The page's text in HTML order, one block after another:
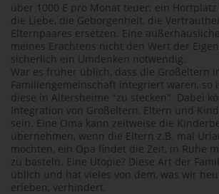
über 1000 E pro Monat teuer; ein
die Liebe, die Geborgenheit, die
Elternpaares ersetzen. Eine
meines Erachtens nicht den Wert der
sicherlich ein Umdenken notwendig.
War es früher üblich, dass die Großeltern
Familiengemeinschaft integriert waren, so
diese in Altersheime "zu stecken". Dabei
Integration von Großeltern, Eltern und
sein. Eine Oma kann zeitweise die
übernehmen, wenn die Eltern z.B. mal
möchten, ein Opa findet die Zeit, in Ruhe
zu basteln. Eine Utopie? Diese Art der
üblich und hat vieles von dem, was wir
erleben, verhindert.